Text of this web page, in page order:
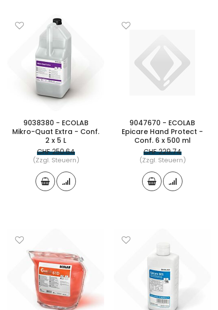
9038380 - ECOLAB
Mikro-Quat Extra - Conf.
2 x 5 L
CHF 250.64
(Zzgl. Steuern)
9047670 - ECOLAB
Epicare Hand Protect -
Conf. 6 x 500 ml
CHF 229.74
(Zzgl. Steuern)